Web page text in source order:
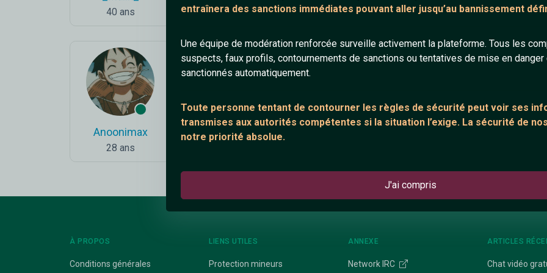
entraînera des sanctions immédiates pouvant aller jusqu’au bannissement
Une équipe de modération renforcée surveille activement la plateforme. Tous les
suspects, faux profils, contournements de sanctions ou tentatives de mise en danger
sanctionnés automatiquement.
Toute personne tentant de contourner les règles de sécurité peut voir ses
transmises aux autorités compétentes si la situation l’exige. La sécurité de
notre priorité absolue.
J'ai compris
40 ans 42 ans 67 ans 64 ans
Anoonimax
28 ans
Franfiane
À PROPOS
Conditions générales
LIENS UTILES
Protection mineurs
ANNEXE
Network IRC
ARTICLES
Chat vidéo